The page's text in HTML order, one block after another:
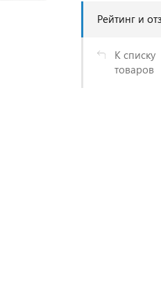
Рейтинг и
К списку
товаров